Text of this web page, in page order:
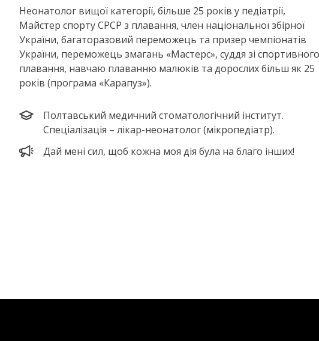
Неонатолог вищої категорії, більше 25 років у педіатрії,
Майстер спорту СРСР з плавання, член національної збірної
України, багаторазовий переможець та призер чемпіонатів
України, переможець змагань «Мастерс», суддя зі спортивного
плавання, навчаю плаванню малюків та дорослих більш як 25
років (програма «Карапуз»).
Полтавський медичний стоматологічний інститут.
Спеціалізація – лікар-неонатолог (мікропедіатр).
Дай мені сил, щоб кожна моя дія була на благо інших!